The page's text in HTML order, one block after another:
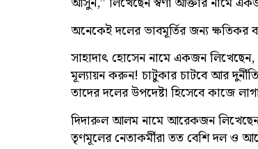
অনেকেই দলের ভাবমূর্তির জন্য ক্ষতিকর
সাহাদাৎ হোসেন নামে একজন
মূল্যায়ন করুন! চাটুকার চাটবে আর
তাদের দলের উপদেষ্টা হিসেবে কাজে
দিদারুল আলম নামে আরেকজন লিখেছেন,
তৃণমূলের নেতাকর্মীরা তত বেশি দল ও